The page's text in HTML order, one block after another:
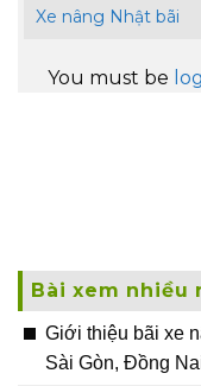
Xe nâng Nhật bãi
You must be
Bài xem nhiều
Giới thiệu bãi xe
Sài Gòn, Đồng